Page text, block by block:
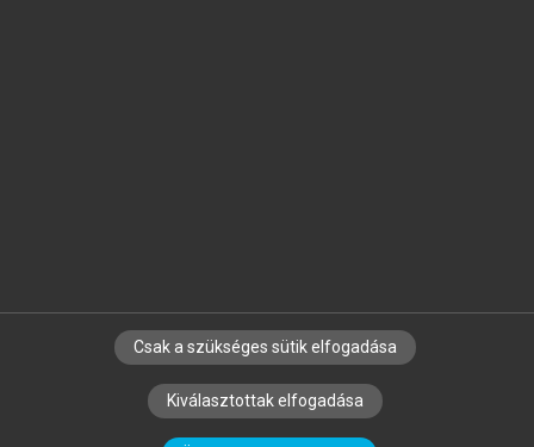
SZERZŐKNEK CÉGEKNEK KÖNYVTÁROSOKNAK
SZERKESZTÉSI ÉS LEKTORÁLÁSI ALAPELVEK
Csak a szükséges sütik elfogadása
Kiválasztottak elfogadása